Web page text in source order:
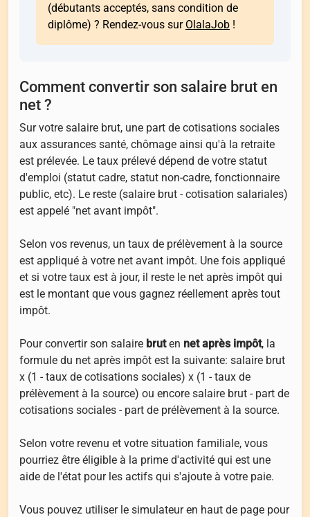
(débutants acceptés, sans condition de
diplôme) ? Rendez-vous sur OlalaJob !
Comment convertir son salaire brut en
net ?
Sur votre salaire brut, une part de cotisations sociales
aux assurances santé, chômage ainsi qu'à la retraite
est prélevée. Le taux prélevé dépend de votre statut
d'emploi (statut cadre, statut non-cadre, fonctionnaire
public, etc). Le reste (salaire brut - cotisation salariales)
est appelé "net avant impôt".
Selon vos revenus, un taux de prélèvement à la source
est appliqué à votre net avant impôt. Une fois appliqué
et si votre taux est à jour, il reste le net après impôt qui
est le montant que vous gagnez réellement après tout
impôt.
Pour convertir son salaire bruten net après impôt, la
formule du net après impôt est la suivante: salaire brut
x (1 - taux de cotisations sociales) x (1 - taux de
prélèvement à la source) ou encore salaire brut - part de
cotisations sociales - part de prélèvement à la source.
Selon votre revenu et votre situation familiale, vous
pourriez être éligible à la prime d'activité qui est une
aide de l'état pour les actifs qui s'ajoute à votre paie.
Vous pouvez utiliser le simulateur en haut de page pour